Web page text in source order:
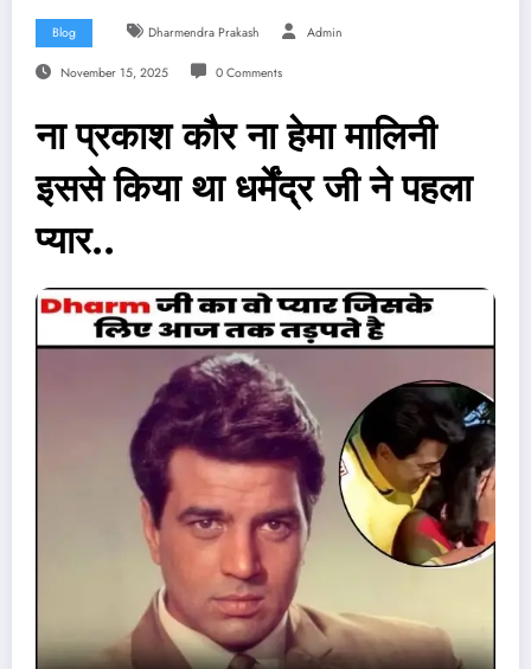
Blog Dharmendra Prakash Admin
November 15, 2025 0 Comments
ना प्रकाश कौर ना हेमा मालिनी
इससे किया था धर्मेंद्र जी ने पहला
प्यार..